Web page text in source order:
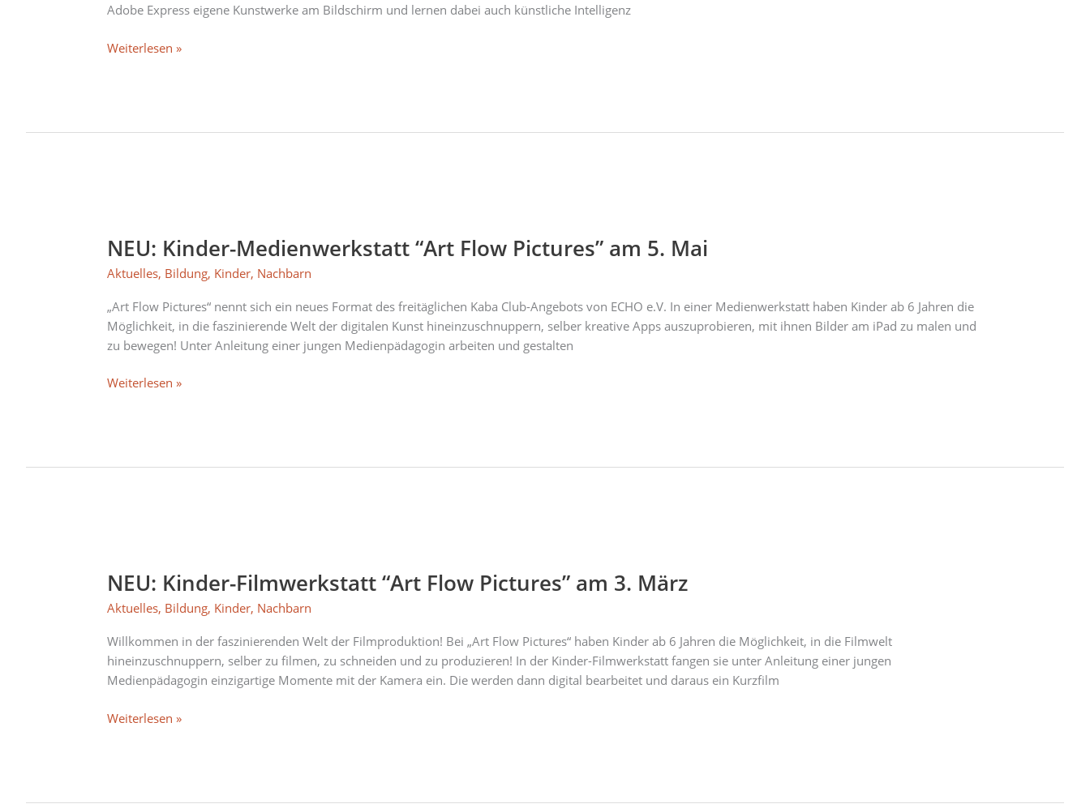
Adobe Express eigene Kunstwerke am Bildschirm und lernen dabei auch künstliche Intelligenz
die
Medienwerkstatt
Weiterlesen »
NEU: Kinder-Medienwerkstatt “Art Flow Pictures” am 5. Mai
Aktuelles, Bildung, Kinder, Nachbarn
„Art Flow Pictures“ nennt sich ein neues Format des freitäglichen Kaba Club-Angebots von ECHO e.V. In einer Medienwerkstatt haben Kinder ab 6 Jahren die
Möglichkeit, in die faszinierende Welt der digitalen Kunst hineinzuschnuppern, selber kreative Apps auszuprobieren, mit ihnen Bilder am iPad zu malen und
zu bewegen! Unter Anleitung einer jungen Medienpädagogin arbeiten und gestalten
Medienwerkstatt
“Art
Pictures”
am
5.
Weiterlesen »
NEU: Kinder-Filmwerkstatt “Art Flow Pictures” am 3. März
Aktuelles, Bildung, Kinder, Nachbarn
Willkommen in der faszinierenden Welt der Filmproduktion! Bei „Art Flow Pictures“ haben Kinder ab 6 Jahren die Möglichkeit, in die Filmwelt
hineinzuschnuppern, selber zu filmen, zu schneiden und zu produzieren! In der Kinder-Filmwerkstatt fangen sie unter Anleitung einer jungen
Medienpädagogin einzigartige Momente mit der Kamera ein. Die werden dann digital bearbeitet und daraus ein Kurzfilm
Filmwerkstatt
“Art
Pictures”
am
3.
Weiterlesen »